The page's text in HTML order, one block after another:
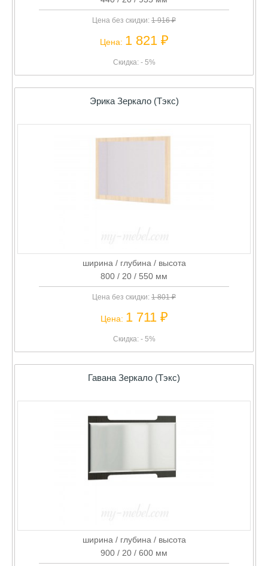
Цена без скидки: 1 916 ₽
Цена: 1 821 ₽
Скидка: - 5%
Эрика Зеркало (Тэкс)
ширина / глубина / высота
800 / 20 / 550 мм
Цена без скидки: 1 801 ₽
Цена: 1 711 ₽
Скидка: - 5%
Гавана Зеркало (Тэкс)
ширина / глубина / высота
900 / 20 / 600 мм